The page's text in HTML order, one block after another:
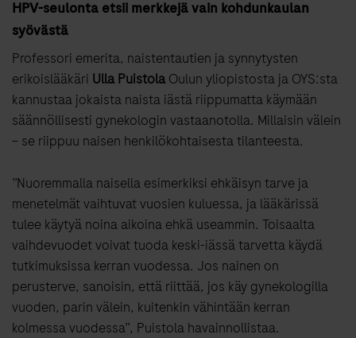
HPV-seulonta etsii merkkejä vain kohdunkaulan
syövästä
Professori emerita, naistentautien ja synnytysten
erikoislääkäri Ulla PuistolaOulun yliopistosta ja OYS:sta
kannustaa jokaista naista iästä riippumatta käymään
säännöllisesti gynekologin vastaanotolla. Millaisin välein
– se riippuu naisen henkilökohtaisesta tilanteesta.
”Nuoremmalla naisella esimerkiksi ehkäisyn tarve ja
menetelmät vaihtuvat vuosien kuluessa, ja lääkärissä
tulee käytyä noina aikoina ehkä useammin. Toisaalta
vaihdevuodet voivat tuoda keski-iässä tarvetta käydä
tutkimuksissa kerran vuodessa. Jos nainen on
perusterve, sanoisin, että riittää, jos käy gynekologilla
vuoden, parin välein, kuitenkin vähintään kerran
kolmessa vuodessa”, Puistola havainnollistaa.